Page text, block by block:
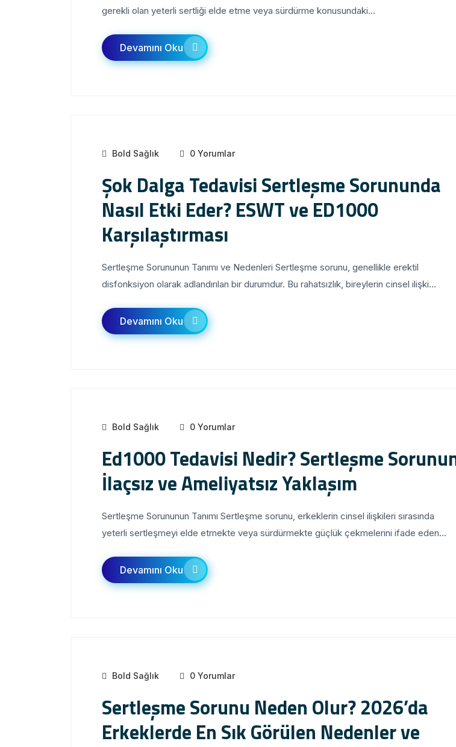
gerekli olan yeterli sertliği elde etme veya sürdürme konusundaki...
Devamını Oku
Bold Sağlık 0 Yorumlar
Şok Dalga Tedavisi Sertleşme Sorununda
Nasıl Etki Eder? ESWT ve ED1000
Karşılaştırması
Sertleşme Sorununun Tanımı ve Nedenleri Sertleşme sorunu, genellikle erektil
disfonksiyon olarak adlandırılan bir durumdur. Bu rahatsızlık, bireylerin cinsel ilişki...
Devamını Oku
Bold Sağlık 0 Yorumlar
Ed1000 Tedavisi Nedir? Sertleşme
İlaçsız ve Ameliyatsız Yaklaşım
Sertleşme Sorununun Tanımı Sertleşme sorunu, erkeklerin cinsel ilişkileri sırasında
yeterli sertleşmeyi elde etmekte veya sürdürmekte güçlük çekmelerini ifade eden...
Devamını Oku
Bold Sağlık 0 Yorumlar
Sertleşme Sorunu Neden Olur? 2026’da
Erkeklerde En Sık Görülen Nedenler ve